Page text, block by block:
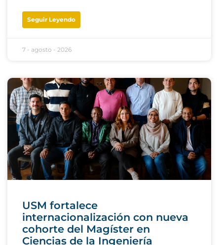
Seguir Leyendo
7 - agosto - 2026
USM fortalece
internacionalización con nueva
cohorte del Magíster en
Ciencias de la Ingeniería